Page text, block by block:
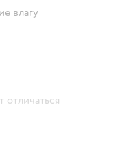
влагу
отличаться